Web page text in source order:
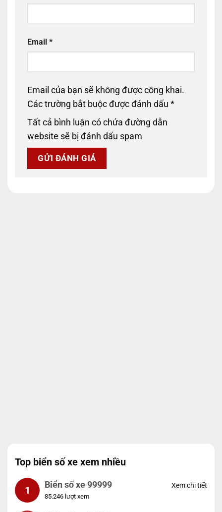
Email *
Email của bạn sẽ không được công khai.
Các trường bắt buộc được đánh dấu *
Tất cả bình luận có chứa đường dẫn
website sẽ bị đánh dấu spam
Top biển số xe xem nhiều
1 Biển số xe 99999
85.246 lượt xem
Xem chi tiết